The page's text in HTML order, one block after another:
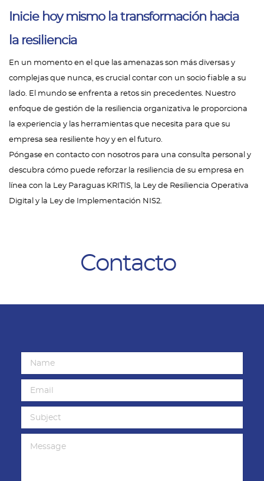
Inicie hoy mismo la transformación hacia
la resiliencia
En un momento en el que las amenazas son más diversas y
complejas que nunca, es crucial contar con un socio fiable a su
lado. El mundo se enfrenta a retos sin precedentes. Nuestro
enfoque de gestión de la resiliencia organizativa le proporciona
la experiencia y las herramientas que necesita para que su
empresa sea resiliente hoy y en el futuro.
Póngase en contacto con nosotros para una consulta personal y
descubra cómo puede reforzar la resiliencia de su empresa en
línea con la Ley Paraguas KRITIS, la Ley de Resiliencia Operativa
Digital y la Ley de Implementación NIS2.
Contacto